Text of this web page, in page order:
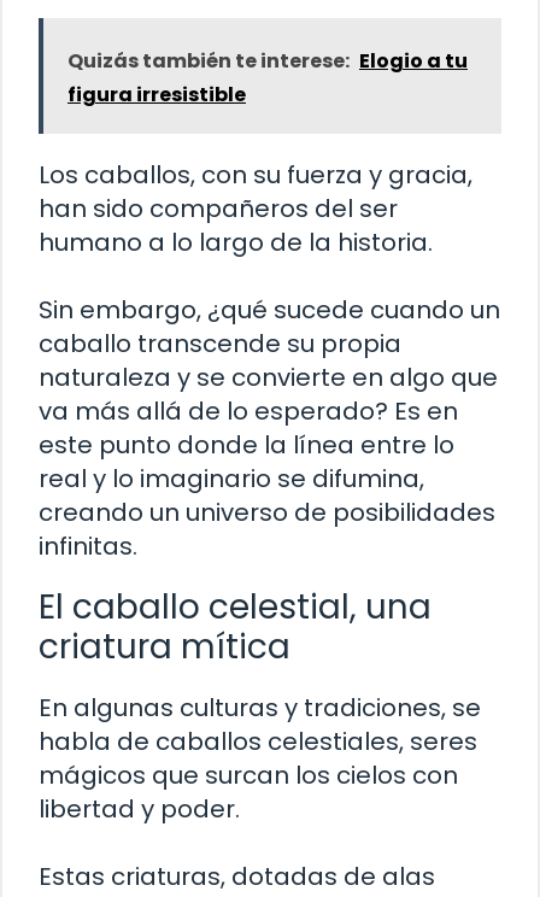
Quizás también te interese: Elogio a tu
figura irresistible
Los caballos, con su fuerza y gracia,
han sido compañeros del ser
humano a lo largo de la historia.
Sin embargo, ¿qué sucede cuando un
caballo transcende su propia
naturaleza y se convierte en algo que
va más allá de lo esperado? Es en
este punto donde la línea entre lo
real y lo imaginario se difumina,
creando un universo de posibilidades
infinitas.
El caballo celestial, una
criatura mítica
En algunas culturas y tradiciones, se
habla de caballos celestiales, seres
mágicos que surcan los cielos con
libertad y poder.
Estas criaturas, dotadas de alas